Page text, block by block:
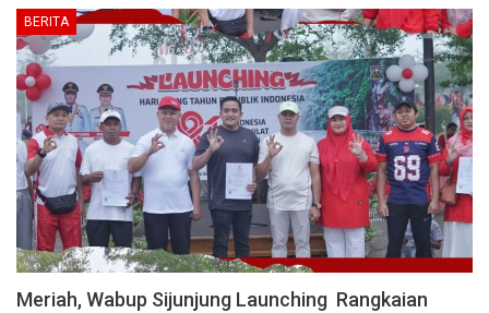
BERITA
Meriah, Wabup Sijunjung Launching Rangkaian